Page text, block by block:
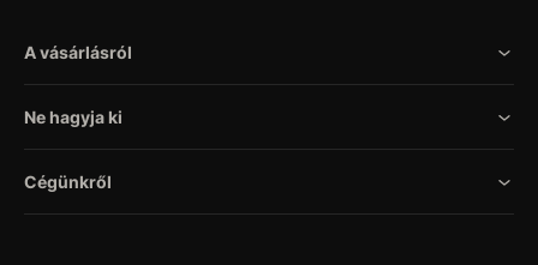
A vásárlásról
Ne hagyja ki
Cégünkről